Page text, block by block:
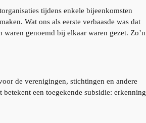
tijdens enkele bijeenkomsten
Wat ons als eerste verbaasde was dat
genoemd bij elkaar waren gezet. Zo’n
de verenigingen, stichtingen en andere
een toegekende subsidie: erkenning